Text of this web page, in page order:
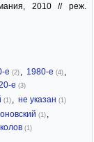
2010 // реж.
е (2) 1980-е (4)
е (3)
(1) не указан (1)
(1)
(1)